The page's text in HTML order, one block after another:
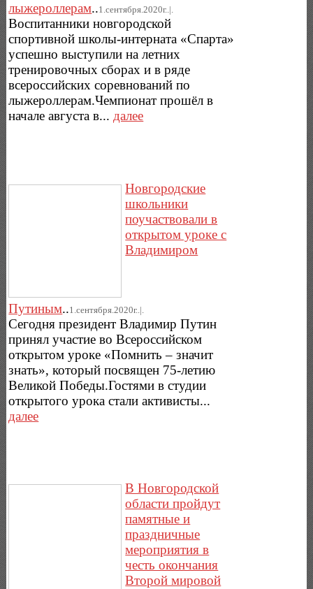
лыжероллерам..1.сентября.2020г..|.
Воспитанники новгородской
спортивной школы-интерната «Спарта»
успешно выступили на летних
тренировочных сборах и в ряде
всероссийских соревнований по
лыжероллерам.Чемпионат прошёл в
начале августа в...далее
Новгородские
школьники
поучаствовали в
открытом уроке с
Владимиром
Путиным..1.сентября.2020г..|.
Сегодня президент Владимир Путин
принял участие во Всероссийском
открытом уроке «Помнить – значит
знать», который посвящен 75-летию
Великой Победы.Гостями в студии
открытого урока стали активисты...
далее
В Новгородской
области пройдут
памятные и
праздничные
мероприятия в
честь окончания
Второй мировой